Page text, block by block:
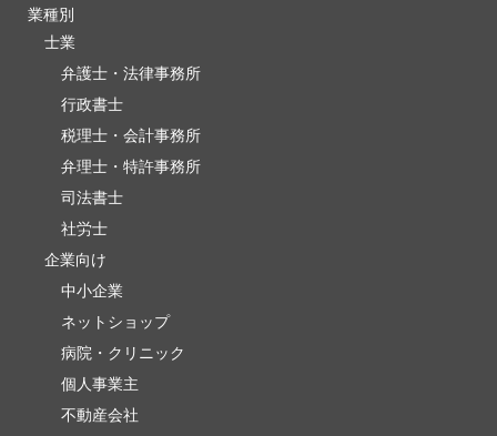
業種別
士業
弁護士・法律事務所
行政書士
税理士・会計事務所
弁理士・特許事務所
司法書士
社労士
企業向け
中小企業
ネットショップ
病院・クリニック
個人事業主
不動産会社